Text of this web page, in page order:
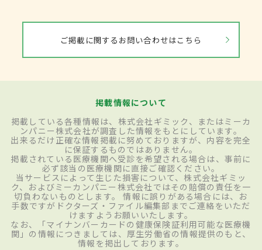
ご掲載に関するお問い合わせはこちら
掲載情報について
掲載している各種情報は、株式会社ギミック、またはミーカ
ンパニー株式会社が調査した情報をもとにしています。
出来るだけ正確な情報掲載に努めておりますが、内容を完全
に保証するものではありません。
掲載されている医療機関へ受診を希望される場合は、事前に
必ず該当の医療機関に直接ご確認ください。
当サービスによって生じた損害について、株式会社ギミッ
ク、およびミーカンパニー株式会社ではその賠償の責任を一
切負わないものとします。 情報に誤りがある場合には、お
手数ですがドクターズ・ファイル編集部までご連絡をいただ
けますようお願いいたします。
なお、「マイナンバーカードの健康保険証利用可能な医療機
関」の情報につきましては、厚生労働省の情報提供のもと、
情報を掲出しております。